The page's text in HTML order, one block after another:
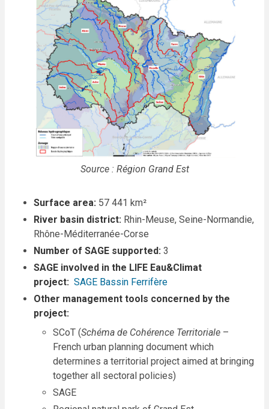
Source : Région Grand Est
Surface area: 57 441 km²
River basin district: Rhin-Meuse, Seine-Normandie,
Rhône-Méditerranée-Corse
Number of SAGE supported: 3
SAGE involved in the LIFE Eau&Climat
project: SAGE Bassin Ferrifère
Other management tools concerned by the
project:
SCoT (Schéma de Cohérence Territoriale –
French urban planning document which
determines a territorial project aimed at bringing
together all sectoral policies)
SAGE